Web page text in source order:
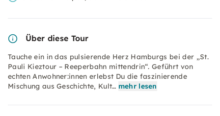
Über diese Tour
Tauche ein in das pulsierende Herz Hamburgs bei der „St.
Pauli Kieztour – Reeperbahn mittendrin“. Geführt von
echten Anwohner:innen erlebst Du die faszinierende
Mischung aus Geschichte, Kult… mehr lesen